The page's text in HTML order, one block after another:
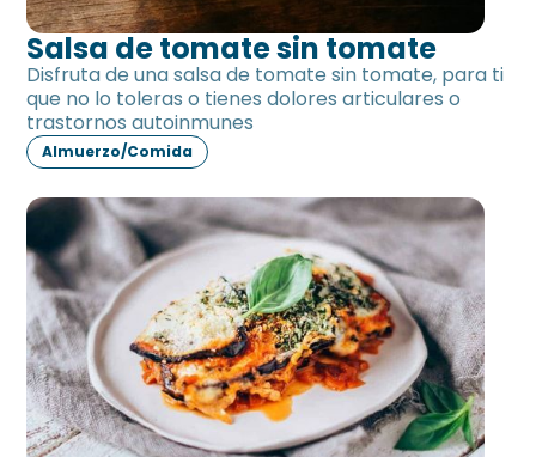
Salsa de tomate sin tomate
Disfruta de una salsa de tomate sin tomate, para ti
que no lo toleras o tienes dolores articulares o
trastornos autoinmunes
Almuerzo/Comida
Berenjena al gratén